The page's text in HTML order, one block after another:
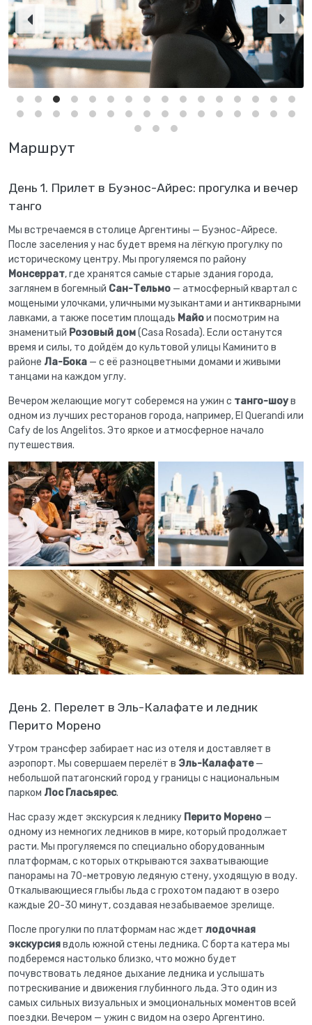
Маршрут
День 1. Прилет в Буэнос-Айрес: прогулка и вечер
танго
Мы встречаемся в столице Аргентины — Буэнос-Айресе.
После заселения у нас будет время на лёгкую прогулку по
историческому центру. Мы прогуляемся по району
Монсеррат, где хранятся самые старые здания города,
заглянем в богемный Сан-Тельмо — атмосферный квартал с
мощеными улочками, уличными музыкантами и антикварными
лавками, а также посетим площадь Майои посмотрим на
знаменитый Розовый дом(Casa Rosada). Если останутся
время и силы, то дойдём до культовой улицы Каминито в
районе Ла-Бока — с её разноцветными домами и живыми
танцами на каждом углу.
Вечером желающие могут соберемся на ужин с танго-шоув
одном из лучших ресторанов города, например, El Querandi или
Cafу de los Angelitos. Это яркое и атмосферное начало
путешествия.
День 2. Перелет в Эль-Калафате и ледник
Перито Морено
Утром трансфер забирает нас из отеля и доставляет в
аэропорт. Мы совершаем перелёт в Эль-Калафате—
небольшой патагонский город у границы с национальным
парком Лос Гласьярес.
Нас сразу ждет экскурсия к леднику Перито Морено —
одному из немногих ледников в мире, который продолжает
расти. Мы прогуляемся по специально оборудованным
платформам, с которых открываются захватывающие
панорамы на 70-метровую ледяную стену, уходящую в воду.
Откалывающиеся глыбы льда с грохотом падают в озеро
каждые 20-30 минут, создавая незабываемое зрелище.
После прогулки по платформам нас ждет лодочная
экскурсиявдоль южной стены ледника. С борта катера мы
подберемся настолько близко, что можно будет
почувствовать ледяное дыхание ледника и услышать
потрескивание и движения глубинного льда. Это один из
самых сильных визуальных и эмоциональных моментов всей
поездки. Вечером — ужин с видом на озеро Аргентино.